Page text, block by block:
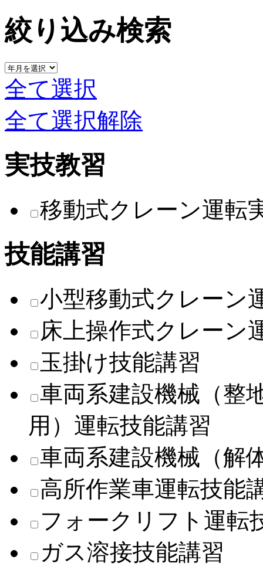
絞り込み検索
全て選択
全て選択解除
実技教習
移動式クレーン運転
技能講習
小型移動式クレーン
床上操作式クレーン
玉掛け技能講習
車両系建設機械（整
用）運転技能講習
車両系建設機械（解
高所作業車運転技能
フォークリフト運転
ガス溶接技能講習